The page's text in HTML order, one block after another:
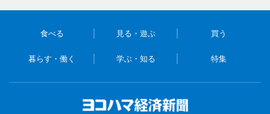
食べる 見る・遊ぶ 買う
暮らす・働く 学ぶ・知る 特集